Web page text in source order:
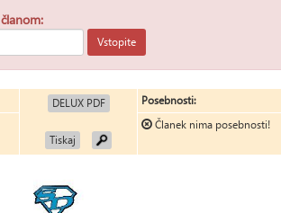
Vstopite
DELUX PDF
Tiskaj
Posebnosti:
Članek nima posebnosti!